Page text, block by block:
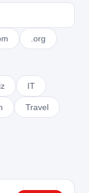
.org
IT
Travel